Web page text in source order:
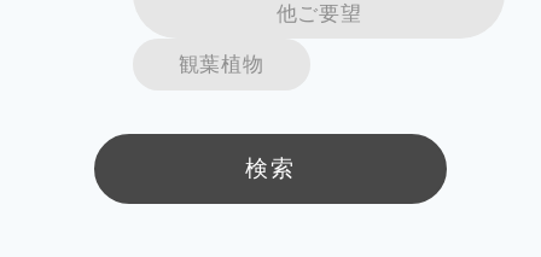
他ご要望
観葉植物
検索